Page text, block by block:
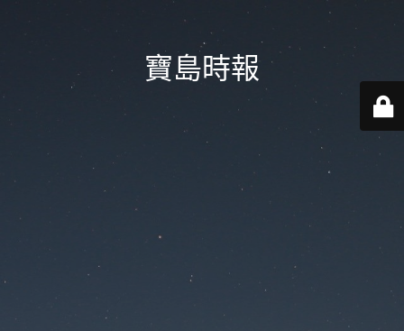
寶島時報